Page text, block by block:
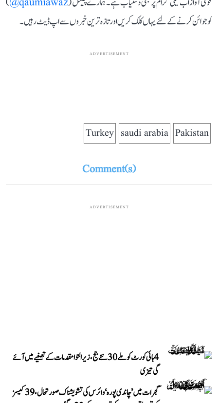
کو جوائن کرنے کے لئے یہاں کلک کریں اور تازہ ترین خبروں سے اپ ڈیٹ رہیں۔
ADVERTISEMENT
Pakistan
saudi arabia
Turkey
Comment(s)
ADVERTISEMENT
4 ہائی کورٹ کو ملے 30 نئے جج، زیر التوا مقدمات کے تصفیے میں آئے
گی تیزی
گجرات میں ’چاندی پورہ‘ وائرس کی تشویشناک صورتحال، 39 کیسز